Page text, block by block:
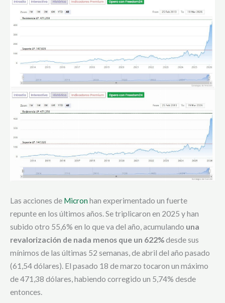
Las acciones de Micronhan experimentado un fuerte
repunte en los últimos años. Se triplicaron en 2025 y han
subido otro 55,6% en lo que va del año, acumulando una
revalorización de nada menos que un 622%desde sus
mínimos de las últimas 52 semanas, de abril del año pasado
(61,54 dólares). El pasado 18 de marzo tocaron un máximo
de 471,38 dólares, habiendo corregido un 5,74% desde
entonces.